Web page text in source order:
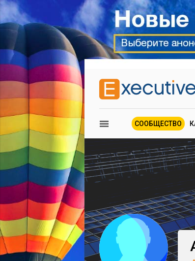
СООБЩЕСТВО